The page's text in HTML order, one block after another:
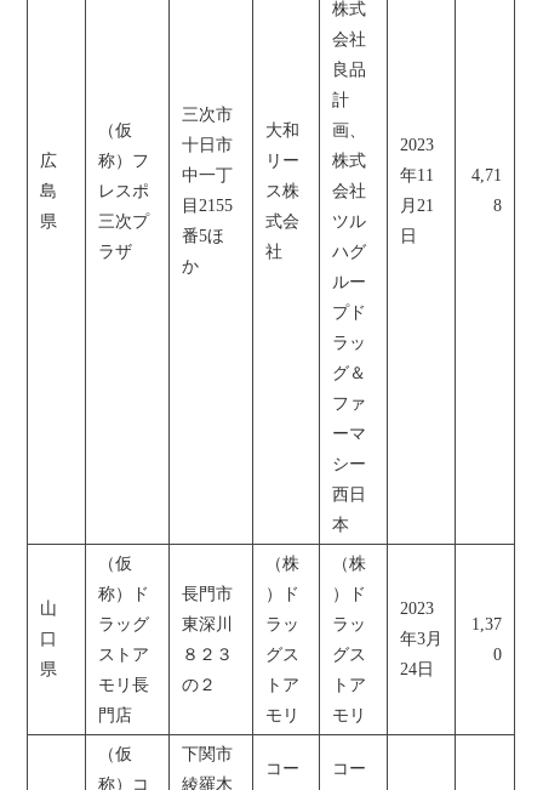
広
島
県
（仮
称）フ
レスポ
三次プ
ラザ
三次市
十日市
中一丁
目2155
番5ほ
か
大和
リー
ス株
式会
社
株式
会社
良品
計
画、
株式
会社
ツル
ハグ
ルー
プド
ラッ
グ＆
ファ
ーマ
シー
西日
本
2023
年11
月21
日
4,71
8
山
口
県
（仮
称）ド
ラッグ
ストア
モリ長
門店
長門市
東深川
８２３
の２
（株
）ド
ラッ
グス
トア
モリ
（株
）ド
ラッ
グス
トア
モリ
2023
年3月
24日
1,37
0
（仮
称）コ
下関市
綾羅木
コー コー